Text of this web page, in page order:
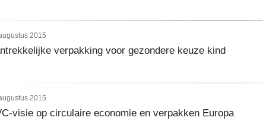
2015
verpakking voor gezondere keuze kind
2015
visie op circulaire economie en verpakken Europa